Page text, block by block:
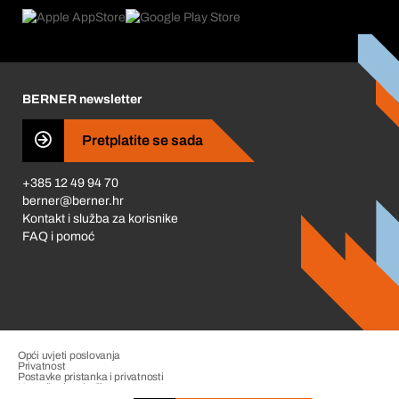
Što nas pokreće
Business Conduct
BERNER newsletter
Pretplatite se sada
+385 12 49 94 70
berner@berner.hr
Kontakt i služba za korisnike
FAQ i pomoć
Opći uvjeti poslovanja
Privatnost
Postavke pristanka i privatnosti
Upravljanje pritužbama